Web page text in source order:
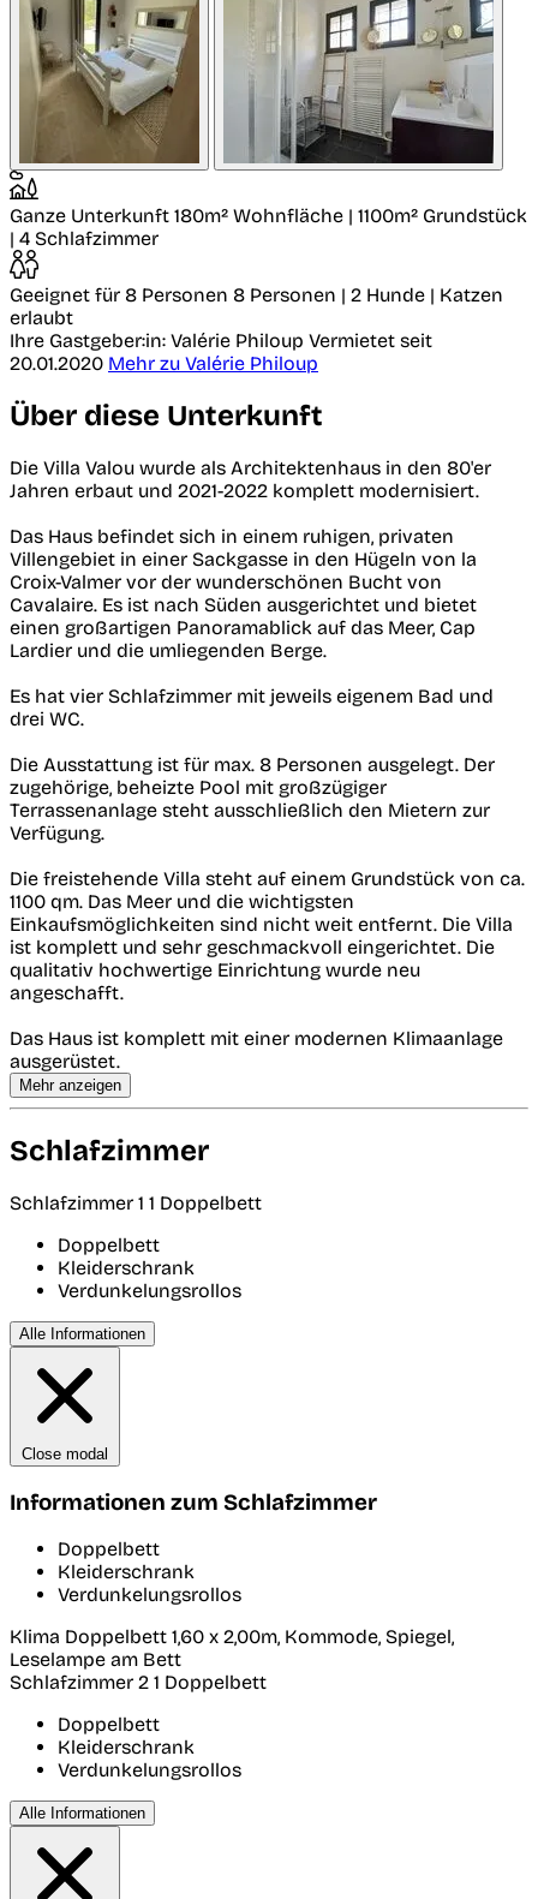
Ganze Unterkunft 180m² Wohnfläche | 1100m² Grundstück
| 4 Schlafzimmer
Geeignet für 8 Personen 8 Personen | 2 Hunde | Katzen
erlaubt
Ihre Gastgeber:in: Valérie Philoup Vermietet seit
20.01.2020 Mehr zu Valérie Philoup
Über diese Unterkunft
Die Villa Valou wurde als Architektenhaus in den 80'er
Jahren erbaut und 2021-2022 komplett modernisiert.
Das Haus befindet sich in einem ruhigen, privaten
Villengebiet in einer Sackgasse in den Hügeln von la
Croix-Valmer vor der wunderschönen Bucht von
Cavalaire. Es ist nach Süden ausgerichtet und bietet
einen großartigen Panoramablick auf das Meer, Cap
Lardier und die umliegenden Berge.
Es hat vier Schlafzimmer mit jeweils eigenem Bad und
drei WC.
Die Ausstattung ist für max. 8 Personen ausgelegt. Der
zugehörige, beheizte Pool mit großzügiger
Terrassenanlage steht ausschließlich den Mietern zur
Verfügung.
Die freistehende Villa steht auf einem Grundstück von ca.
1100 qm. Das Meer und die wichtigsten
Einkaufsmöglichkeiten sind nicht weit entfernt. Die Villa
ist komplett und sehr geschmackvoll eingerichtet. Die
qualitativ hochwertige Einrichtung wurde neu
angeschafft.
Das Haus ist komplett mit einer modernen Klimaanlage
ausgerüstet.
Mehr anzeigen
Schlafzimmer
Schlafzimmer 1 1 Doppelbett
Doppelbett
Kleiderschrank
Verdunkelungsrollos
Alle Informationen
Close modal
Informationen zum Schlafzimmer
Doppelbett
Kleiderschrank
Verdunkelungsrollos
Klima Doppelbett 1,60 x 2,00m, Kommode, Spiegel,
Leselampe am Bett
Schlafzimmer 2 1 Doppelbett
Doppelbett
Kleiderschrank
Verdunkelungsrollos
Alle Informationen